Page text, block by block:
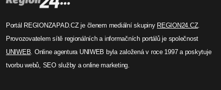
Portál REGIONZAPAD.CZ je členem mediální skupiny REGION24.CZ.
Provozovatelem sítě regionálních a informačních portálů je společnost
UNIWEB . Online agentura UNIWEB byla založená v roce 1997 a poskytuje
tvorbu webů, SEO služby a online marketing.